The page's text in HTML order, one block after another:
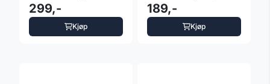
InSPORTline Sangelo
299,-
Kjøp
189,-
Kjøp